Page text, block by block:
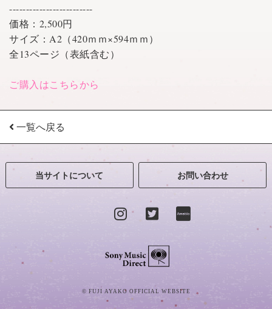
-------------------------
価格：2,500円
サイズ：A2（420ｍｍ×594ｍｍ）
全13ページ（表紙含む）
ご購入はこちらから
一覧へ戻る
当サイトについて お問い合わせ
© FUJI AYAKO OFFICIAL WEBSITE